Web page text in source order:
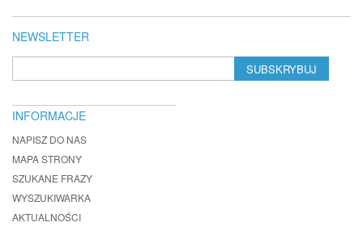
NEWSLETTER
SUBSKRYBUJ
INFORMACJE
NAPISZ DO NAS
MAPA STRONY
SZUKANE FRAZY
WYSZUKIWARKA
AKTUALNOŚCI